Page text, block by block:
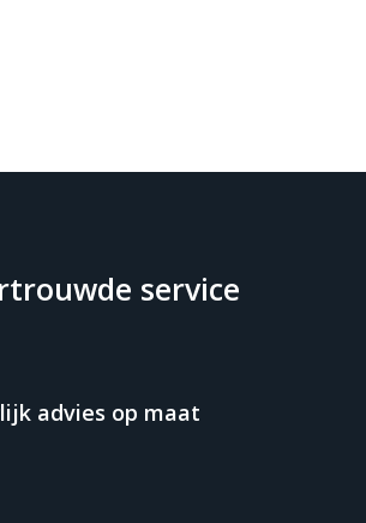
service
advies op maat